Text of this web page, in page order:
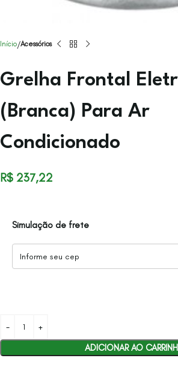
Início Acessórios
Grelha Frontal
(Branca) Para Ar
Condicionado
R$ 237,22
Simulação de frete
ADICIONAR AO